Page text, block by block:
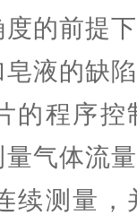
的前提
液的缺
的程序控
气体流
续测量